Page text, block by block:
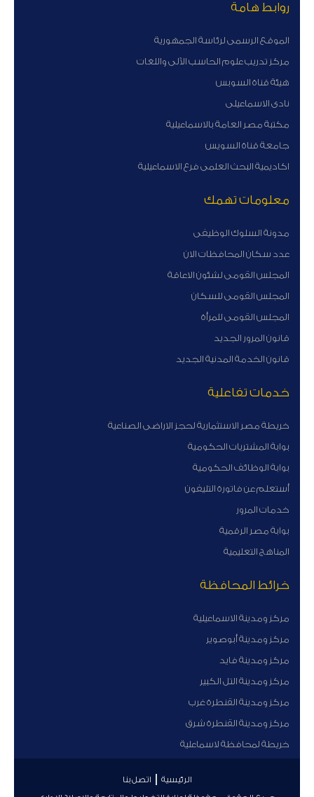
روابط هامة
الموقع الرسمى لرئاسة الجمهورية
مركز تدريب علوم الحاسب الآلى واللغات
هيئة قناة السوبس
نادى الاسماعيلى
مكتبة مصر العامة بالاسماعيلية
جامعة قناة السويس
اكاديمية البحث العلمى فرع الاسماعيلية
معلومات تهمك
مدونة السلوك الوظيفى
عدد سكان المحافظات الان
المجلس القومى لشئون الاعاقة
المجلس القومى للسكان
المجلس القومى للمرأة
قانون المرور الجديد
قانون الخدمة المدنية الجديد
خدمات تفاعلية
خريطة مصر الاستثمارية لحجز الاراضى الصناعية
بوابة المشتريات الحكومية
بوابة الوظائف الحكومية
أستعلم عن فاتورة التليفون
خدمات المرور
بوابة مصر الرقمية
المناهج التعليمية
خرائط المحافظة
مركز ومدينة الاسماعيلية
مركز ومدينة أبوصوير
مركز ومدينة فايد
مركز ومدينة التل الكبير
مركز ومدينة القنطرة غرب
مركز ومدينة القنطرة شرق
خريطة لمحافظة لاسماعلية
الرئيسية
اتصل بنا